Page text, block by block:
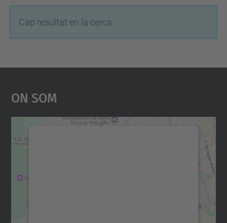
Cap resultat en la cerca.
On Som